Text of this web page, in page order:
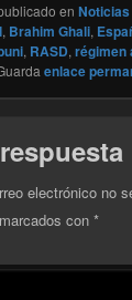
en Noticias
, Brahim Ghali,
, RASD, régimen
enlace
electrónico no
con *